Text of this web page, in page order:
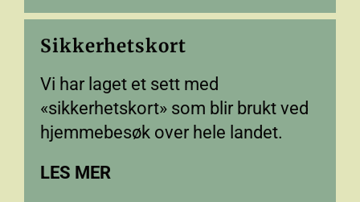
Sikkerhetskort
Vi har laget et sett med
«sikkerhetskort» som blir brukt ved
hjemmebesøk over hele landet.
LES MER